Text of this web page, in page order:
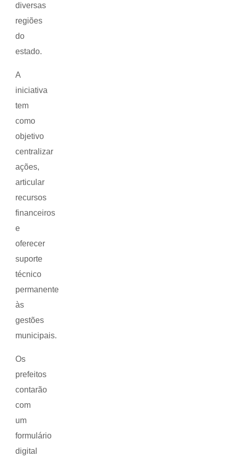
diversas
regiões
do
estado.
A
iniciativa
tem
como
objetivo
centralizar
ações,
articular
recursos
financeiros
e
oferecer
suporte
técnico
permanente
às
gestões
municipais.
Os
prefeitos
contarão
com
um
formulário
digital